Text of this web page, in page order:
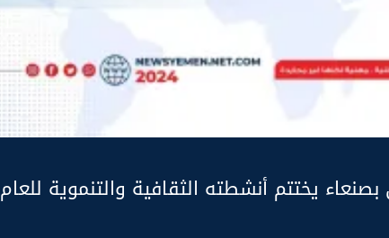
يختتم أنشطته الثقافية والتنموية للعام